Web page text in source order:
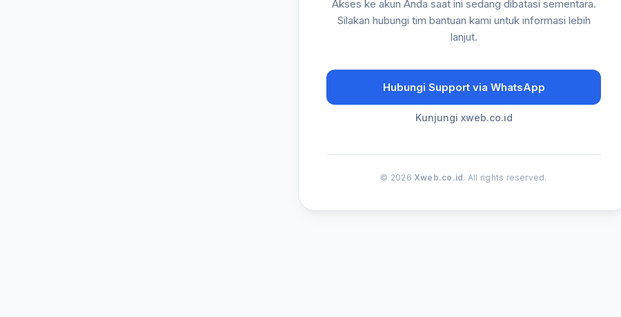
Akses ke akun Anda saat ini sedang dibatasi sementara.
Silakan hubungi tim bantuan kami untuk informasi lebih
lanjut.
Hubungi Support via WhatsApp
Kunjungi xweb.co.id
© 2026 Xweb.co.id. All rights reserved.